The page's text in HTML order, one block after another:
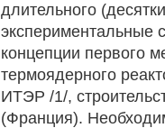
длительного
экспериментальные
концепции первого
термоядерного
ИТЭР /1/,
(Франция).